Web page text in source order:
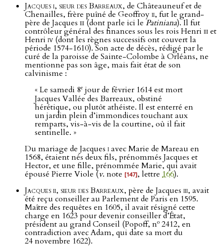
Jacques i, sieur des Barreaux, de Châteauneuf et de
Chenailles, frère puîné de Geoffroyii, fut le grand-
père de Jacques iii(dont parle ici le Patiniana). Il fut
contrôleur général des finances sous les rois Henri iiiet
Henri iv (dont les règnes successifs ont couvert la
période 1574-1610). Son acte de décès, rédigé par le
curé de la paroisse de Sainte-Colombe à Orléans, ne
mentionne pas son âge, mais fait état de son
calvinisme :
« Le samedi 8e jour de février 1614 est mort
Jacques Vallée des Barreaux, obstiné
hérétique, ou plutôt athéiste. Il est enterré en
un jardin plein d’immondices touchant aux
remparts, vis-à-vis de la courtine, où il fait
sentinelle. »
Du mariage de Jacques iavec Marie de Mareau en
1568, étaient nés deux fils, prénommés Jacques et
Hector, et une fille, prénommée Marie, qui avait
épousé Pierre Viole (v. note [147], lettre 166).
Jacques ii, sieur des Barreaux, père de Jacques iii, avait
été reçu conseiller au Parlement de Paris en 1595.
Maître des requêtes en 1605, il avait résigné cette
charge en 1623 pour devenir conseiller d’État,
président au grand Conseil (Popoff, no 2412, en
contradiction avec Adam, qui date sa mort du
24 novembre 1622).